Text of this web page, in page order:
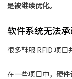
是被继续优化。
软件系统无法
很多鞋服 RFID 项
在一些项目中，硬